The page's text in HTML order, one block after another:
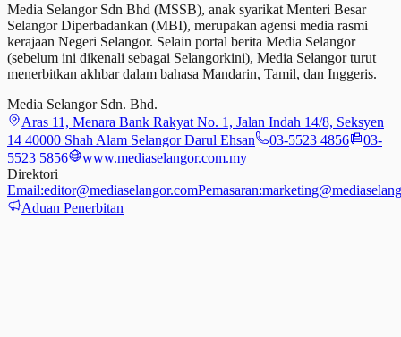
Media Selangor Sdn Bhd (MSSB), anak syarikat Menteri Besar
Selangor Diperbadankan (MBI), merupakan agensi media rasmi
kerajaan Negeri Selangor. Selain portal berita Media Selangor
(sebelum ini dikenali sebagai Selangorkini), Media Selangor turut
menerbitkan akhbar dalam bahasa Mandarin, Tamil, dan Inggeris.
Media Selangor Sdn. Bhd.
Aras 11, Menara Bank Rakyat No. 1, Jalan Indah 14/8, Seksyen
14 40000 Shah Alam Selangor Darul Ehsan
03-5523 4856
03-
5523 5856
www.mediaselangor.com.my
Direktori
Email:editor@mediaselangor.comPemasaran:
Aduan Penerbitan